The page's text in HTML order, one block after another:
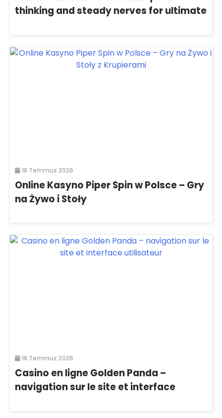
thinking and steady nerves for ultimate
18 Temmuz 2026
Online Kasyno Piper Spin w Polsce – Gry
na Żywo i Stoły
18 Temmuz 2026
Casino en ligne Golden Panda –
navigation sur le site et interface